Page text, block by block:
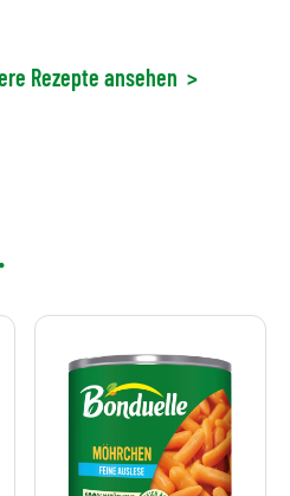
Rezepte ansehen >